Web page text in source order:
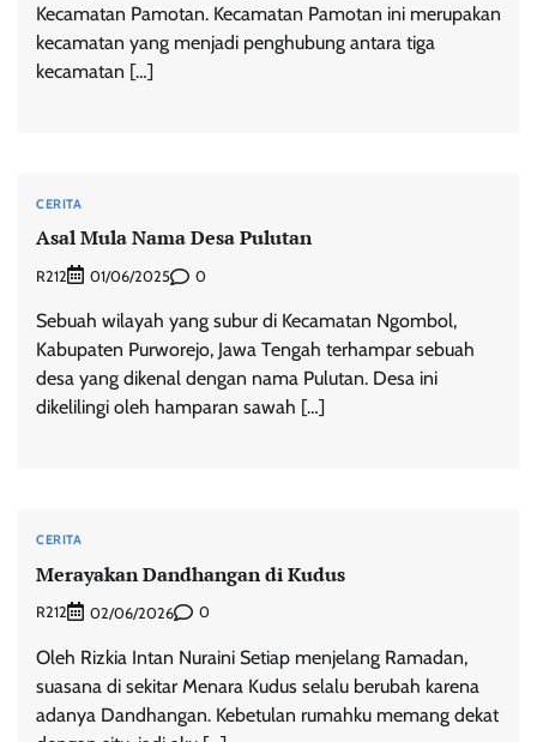
Kecamatan Pamotan. Kecamatan Pamotan ini merupakan
kecamatan yang menjadi penghubung antara tiga
kecamatan […]
CERITA
Asal Mula Nama Desa Pulutan
R212 01/06/2025 0
Sebuah wilayah yang subur di Kecamatan Ngombol,
Kabupaten Purworejo, Jawa Tengah terhampar sebuah
desa yang dikenal dengan nama Pulutan. Desa ini
dikelilingi oleh hamparan sawah […]
CERITA
Merayakan Dandhangan di Kudus
R212 02/06/2026 0
Oleh Rizkia Intan Nuraini Setiap menjelang Ramadan,
suasana di sekitar Menara Kudus selalu berubah karena
adanya Dandhangan. Kebetulan rumahku memang dekat